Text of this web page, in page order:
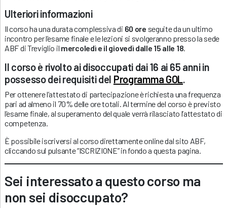
Ulteriori informazioni
Il corso ha una durata complessiva di 60 ore seguite da un ultimo
incontro per l’esame finale e le lezioni si svolgeranno presso la sede
ABF di Treviglio il mercoledì e il giovedì dalle 15 alle 18
Il corso è rivolto ai disoccupati dai 16 ai 65 anni in
possesso dei requisiti del Programma GOL.
Per ottenere l’attestato di partecipazione è richiesta una frequenza
pari ad almeno il 70% delle ore totali. Al termine del corso è previsto
l’esame finale, al superamento del quale verrà rilasciato l’attestato di
competenza.
È possibile iscriversi al corso direttamente online dal sito ABF,
cliccando sul pulsante “ISCRIZIONE” in fondo a questa pagina.
Sei interessato a questo corso ma
non sei disoccupato?